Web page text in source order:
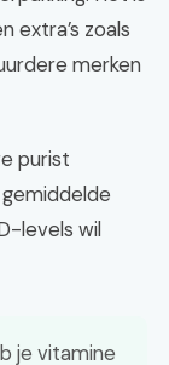
extra’s zoals
merken
purist
levels wil
je vitamine